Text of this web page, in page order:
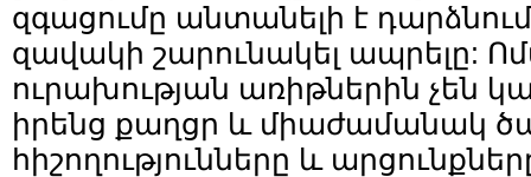
զգացումը անտանելի է
զավակի շարունակել ապրելը:
ուրախության առիթներին չեն
իրենց քաղցր և միաժամանակ
հիշողությունները և